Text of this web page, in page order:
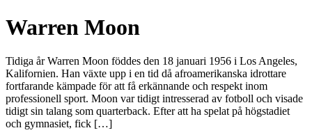
Warren Moon
Tidiga år Warren Moon föddes den 18 januari 1956 i Los Angeles,
Kalifornien. Han växte upp i en tid då afroamerikanska idrottare
fortfarande kämpade för att få erkännande och respekt inom
professionell sport. Moon var tidigt intresserad av fotboll och visade
tidigt sin talang som quarterback. Efter att ha spelat på högstadiet
och gymnasiet, fick […]